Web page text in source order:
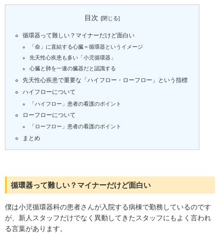
目次
循環器って難しい？マイナーだけど面白い
「命」に直結する心臓＝循環器というイメージ
先天性心疾患も多い「小児循環器」
心臓と肺を一連の臓器だと認識する
先天性心疾患で重要な「ハイフロー・ローフロー」という指標
ハイフローについて
「ハイフロー」患者の看護のポイント
ローフローについて
「ローフロー」患者の看護のポイント
まとめ
循環器って難しい？マイナーだけど面白い
僕は小児循環器科の患者さんが入院する病棟で勤務しているのです
が、新人スタッフだけでなく異動してきたスタッフにもよく言われ
る言葉があります。